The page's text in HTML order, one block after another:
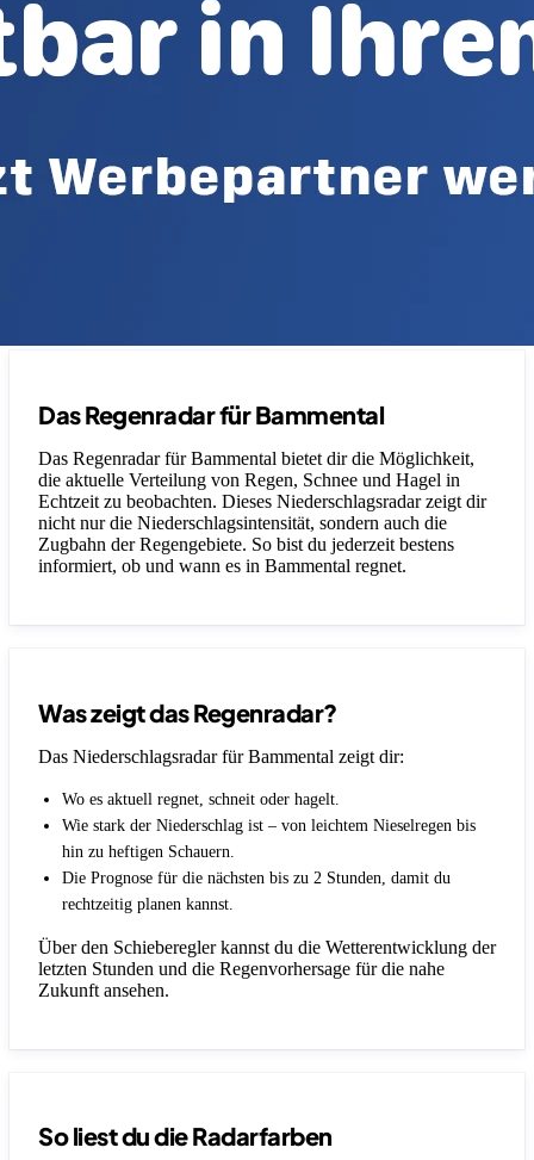
Das Regenradar für Bammental
Das Regenradar für Bammental bietet dir die Möglichkeit,
die aktuelle Verteilung von Regen, Schnee und Hagel in
Echtzeit zu beobachten. Dieses Niederschlagsradar zeigt dir
nicht nur die Niederschlagsintensität, sondern auch die
Zugbahn der Regengebiete. So bist du jederzeit bestens
informiert, ob und wann es in Bammental regnet.
Was zeigt das Regenradar?
Das Niederschlagsradar für Bammental zeigt dir:
Wo es aktuell regnet, schneit oder hagelt.
Wie stark der Niederschlag ist – von leichtem Nieselregen bis
hin zu heftigen Schauern.
Die Prognose für die nächsten bis zu 2 Stunden, damit du
rechtzeitig planen kannst.
Über den Schieberegler kannst du die Wetterentwicklung der
letzten Stunden und die Regenvorhersage für die nahe
Zukunft ansehen.
So liest du die Radarfarben